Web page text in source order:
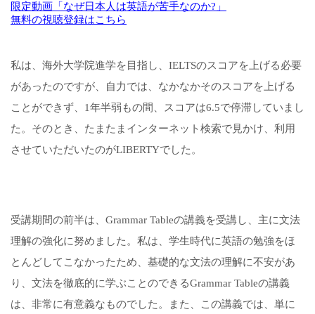
限定動画「なぜ日本人は英語が苦手なのか?」
無料の視聴登録はこちら
私は、海外大学院進学を目指し、IELTSのスコアを上げる必要
があったのですが、自力では、なかなかそのスコアを上げる
ことができず、1年半弱もの間、スコアは6.5で停滞していまし
た。そのとき、たまたまインターネット検索で見かけ、利用
させていただいたのがLIBERTYでした。
受講期間の前半は、Grammar Tableの講義を受講し、主に文法
理解の強化に努めました。私は、学生時代に英語の勉強をほ
とんどしてこなかったため、基礎的な文法の理解に不安があ
り、文法を徹底的に学ぶことのできるGrammar Tableの講義
は、非常に有意義なものでした。また、この講義では、単に